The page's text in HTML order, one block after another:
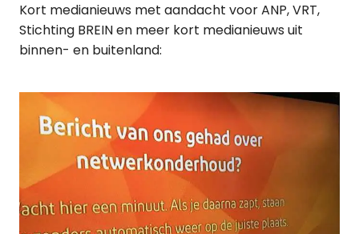
Kort medianieuws met aandacht voor ANP, VRT,
Stichting BREIN en meer kort medianieuws uit
binnen- en buitenland: